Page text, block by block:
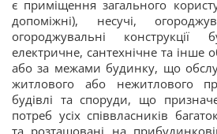
є приміщення загального
допоміжні), несучі,
огороджувальні конструкції
електричне, сантехнічне та інше
або за межами будинку, що
житлового або нежитлового
будівлі та споруди, що
потреб усіх співвласників
та розташовані на